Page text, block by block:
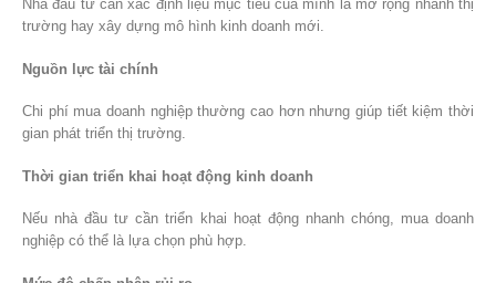
Nhà đầu tư cần xác định liệu mục tiêu của mình là mở rộng nhanh thị
trường hay xây dựng mô hình kinh doanh mới.
Nguồn lực tài chính
Chi phí mua doanh nghiệp thường cao hơn nhưng giúp tiết kiệm thời
gian phát triển thị trường.
Thời gian triển khai hoạt động kinh doanh
Nếu nhà đầu tư cần triển khai hoạt động nhanh chóng, mua doanh
nghiệp có thể là lựa chọn phù hợp.